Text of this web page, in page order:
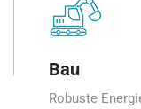
Bau
Robuste